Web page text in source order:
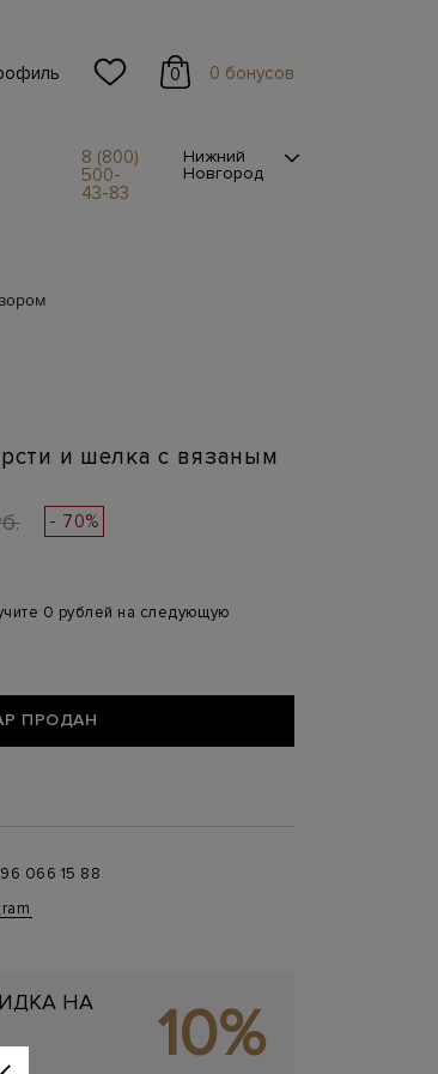
0 0 бонусов
8 (800)
500-
43-83
Нижний
Новгород
и шелка с вязаным
- 70%
0 рублей на следующую
ПРОДАН
066 15 88
НА
10%